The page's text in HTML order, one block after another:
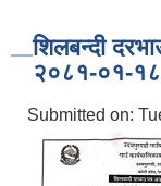
शिलबन्दी
२०८१-०१-१८
Submitted on: